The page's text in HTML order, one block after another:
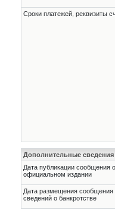
Сроки платежей, реквизиты
Дополнительные сведения
Дата публикации сообщения
официальном издании
Дата размещения
сведений о банкротстве